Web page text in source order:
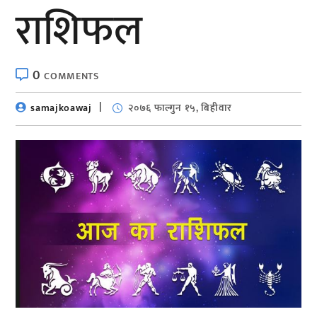
राशिफल
0COMMENTS
samajkoawaj
२०७६ फाल्गुन १५, बिहीवार